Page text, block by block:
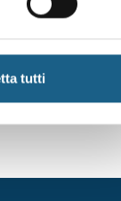
tutti